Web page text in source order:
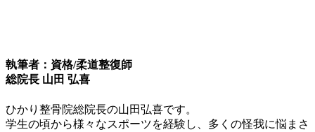
執筆者：資格/柔道整復師
総院長 山田 弘喜
ひかり整骨院総院長の山田弘喜です。
学生の頃から様々なスポーツを経験し、多くの怪我に悩まさ